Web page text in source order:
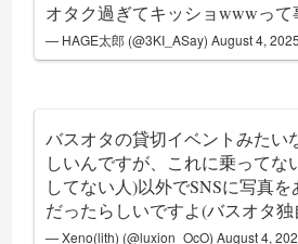
オタク過ぎてキッショwwwって
— HAGE太郎 (@3KI_ASay)August 4, 2025
バスオタの貸切イベントみたい
しいんですが、これに乗ってな
してない人)以外でSNSに写真
だったらしいですよ(バスオタ
— Xeno(lith) (@luxion_OcO)August 4,